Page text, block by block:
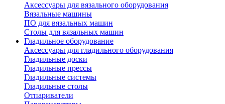
Аксессуары для вязального оборудования
Вязальные машины
ПО для вязальных машин
Столы для вязальных машин
Гладильное оборудование
Аксессуары для гладильного оборудования
Гладильные доски
Гладильные прессы
Гладильные системы
Гладильные столы
Отпариватели